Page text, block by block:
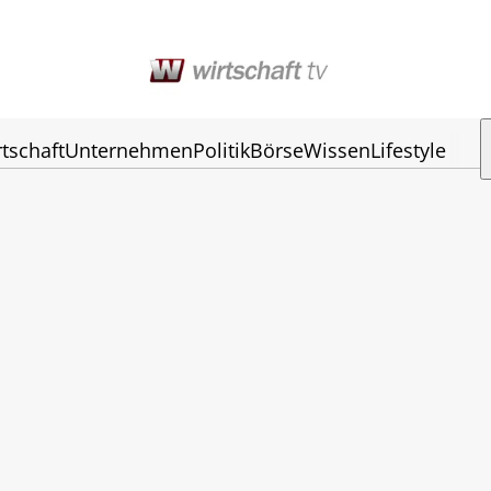
UnternehmenPolitikBörseWissenLifestyle